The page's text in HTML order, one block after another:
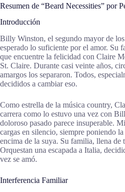
Resumen de “Beard Necessities” por
Introducción
Billy Winston, el segundo mayor de
esperado lo suficiente por el amor. Su
que encuentre la felicidad con Claire
St. Claire. Durante casi veinte años,
amargos los separaron. Todos,
decididos a cambiar eso.
Como estrella de la música country,
carrera como lo estuvo una vez con
doloroso pasado parece insuperable.
cargas en silencio, siempre poniendo
encima de la suya. Su familia, llena de
Orquestan una escapada a Italia,
vez se amó.
Interferencia Familiar